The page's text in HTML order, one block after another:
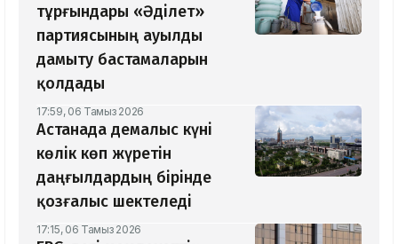
тұрғындары «Әділет»
партиясының ауылды
дамыту бастамаларын
қолдады
17:59, 06 Тамыз 2026
Астанада демалыс күні
көлік көп жүретін
даңғылдардың бірінде
қозғалыс шектеледі
17:15, 06 Тамыз 2026